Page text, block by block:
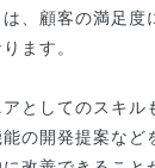
、顧客の満足度
ます。
としてのスキル
の開発提案など